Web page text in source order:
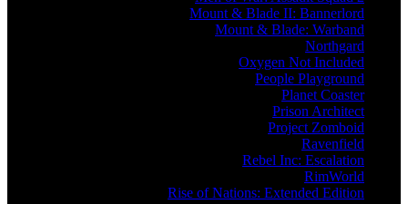
Mount & Blade II: Bannerlord
Mount & Blade: Warband
Northgard
Oxygen Not Included
People Playground
Planet Coaster
Prison Architect
Project Zomboid
Ravenfield
Rebel Inc: Escalation
RimWorld
Rise of Nations: Extended Edition